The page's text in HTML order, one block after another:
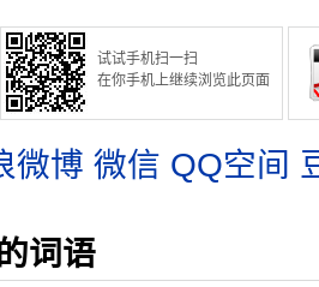
试试手机扫一扫
在你手机上继续浏览此页面
微博 微信 QQ空间
词语